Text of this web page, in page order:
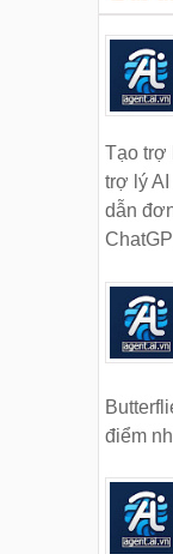
Tạo trợ
trợ lý
dẫn
điểm